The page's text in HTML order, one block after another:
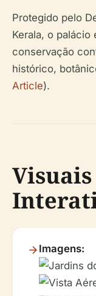
Protegido pelo
Kerala, o palácio
conservação
histórico,
Article).
Imagens: